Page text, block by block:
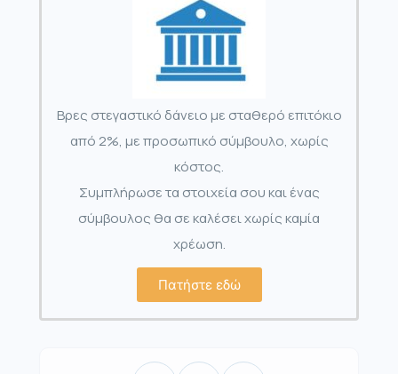
Βρες στεγαστικό δάνειο με σταθερό επιτόκιο
από 2%, με προσωπικό σύμβουλο, χωρίς
κόστος.
Συμπλήρωσε τα στοιχεία σου και ένας
σύμβουλος θα σε καλέσει χωρίς καμία
χρέωση.
Πατήστε εδώ